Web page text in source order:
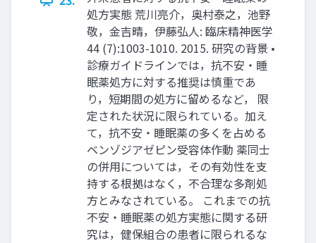
処方実態 荒川亮介，奥村泰之，池野
敬，金吉晴，伊藤弘人: 臨床精神医学
44 (7):1003-1010. 2015. 研究の背景 •
診療ガイドラインでは，抗不安・睡
眠薬処方に対する推奨は慎重であ
り，短期間の処方に留めるなど， 限
定された状況に限られている。加え
て，抗不安・睡眠薬の多くを占める
ベンゾジアゼピン受容体作動 薬同士
の併用については，その有効性を支
持する根拠はなく，不合理な多剤処
方とみなされている。 これまでの抗
不安・睡眠薬の処方実態に関する研
究は，健保組合の患者に限られるな